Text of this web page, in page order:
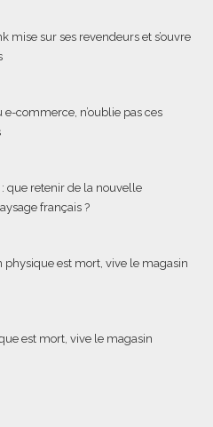
mise sur ses revendeurs et s’ouvre
e-commerce, n’oublie pas ces
que retenir de la nouvelle
français ?
physique est mort, vive le magasin
est mort, vive le magasin